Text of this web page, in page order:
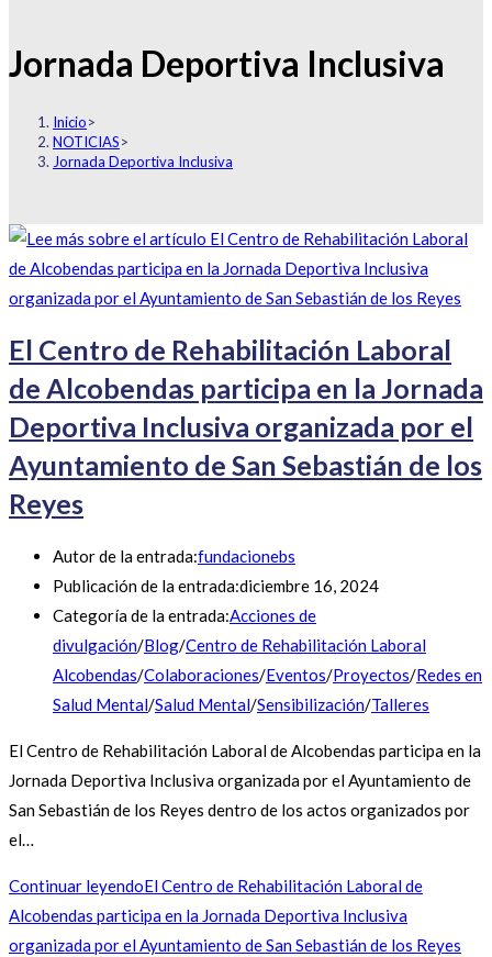
Jornada Deportiva Inclusiva
Inicio>
NOTICIAS>
Jornada Deportiva Inclusiva
El Centro de Rehabilitación Laboral
de Alcobendas participa en la Jornada
Deportiva Inclusiva organizada por el
Ayuntamiento de San Sebastián de los
Reyes
Autor de la entrada:fundacionebs
Publicación de la entrada:diciembre 16, 2024
Categoría de la entrada:Acciones de
divulgación/Blog/Centro de Rehabilitación Laboral
Alcobendas/Colaboraciones/Eventos/Proyectos/Redes en
Salud Mental/Salud Mental/Sensibilización/Talleres
El Centro de Rehabilitación Laboral de Alcobendas participa en la
Jornada Deportiva Inclusiva organizada por el Ayuntamiento de
San Sebastián de los Reyes dentro de los actos organizados por
el…
Continuar leyendoEl Centro de Rehabilitación Laboral de
Alcobendas participa en la Jornada Deportiva Inclusiva
organizada por el Ayuntamiento de San Sebastián de los Reyes